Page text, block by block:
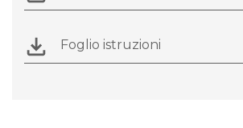
Foglio istruzioni